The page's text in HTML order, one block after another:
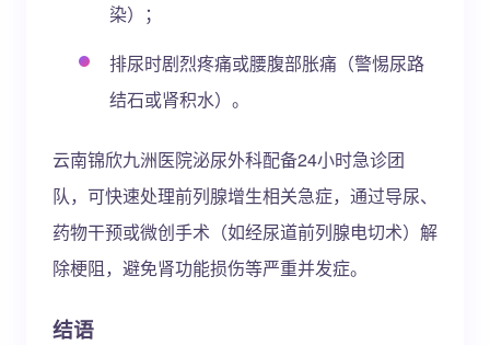
染）；
排尿时剧烈疼痛或腰腹部胀痛（警惕尿路
结石或肾积水）。
云南锦欣九洲医院泌尿外科配备24小时急诊团
队，可快速处理前列腺增生相关急症，通过导尿、
药物干预或微创手术（如经尿道前列腺电切术）解
除梗阻，避免肾功能损伤等严重并发症。
结语